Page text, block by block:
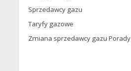
Sprzedawcy gazu
Taryfy gazowe
Zmiana sprzedawcy gazu Porady